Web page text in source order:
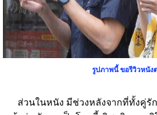
รูปภาพนี้ ขอรีวิวหนัง
ส่วนในหนัง มีช่วงหลังจากที่ทั้งคู่รั